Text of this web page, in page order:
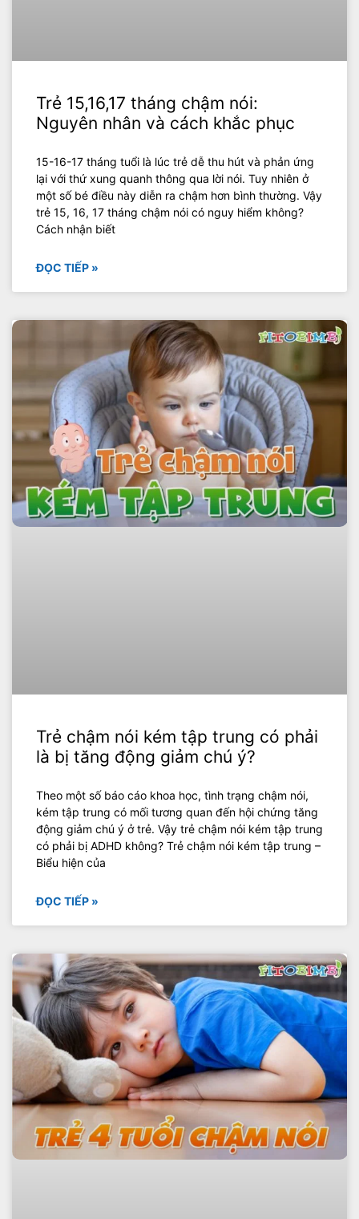
Trẻ 15,16,17 tháng chậm nói:
Nguyên nhân và cách khắc phục
15-16-17 tháng tuổi là lúc trẻ dễ thu hút và phản ứng
lại với thứ xung quanh thông qua lời nói. Tuy nhiên ở
một số bé điều này diễn ra chậm hơn bình thường. Vậy
trẻ 15, 16, 17 tháng chậm nói có nguy hiểm không?
Cách nhận biết
ĐỌC TIẾP »
Trẻ chậm nói kém tập trung có phải
là bị tăng động giảm chú ý?
Theo một số báo cáo khoa học, tình trạng chậm nói,
kém tập trung có mối tương quan đến hội chứng tăng
động giảm chú ý ở trẻ. Vậy trẻ chậm nói kém tập trung
có phải bị ADHD không? Trẻ chậm nói kém tập trung –
Biểu hiện của
ĐỌC TIẾP »